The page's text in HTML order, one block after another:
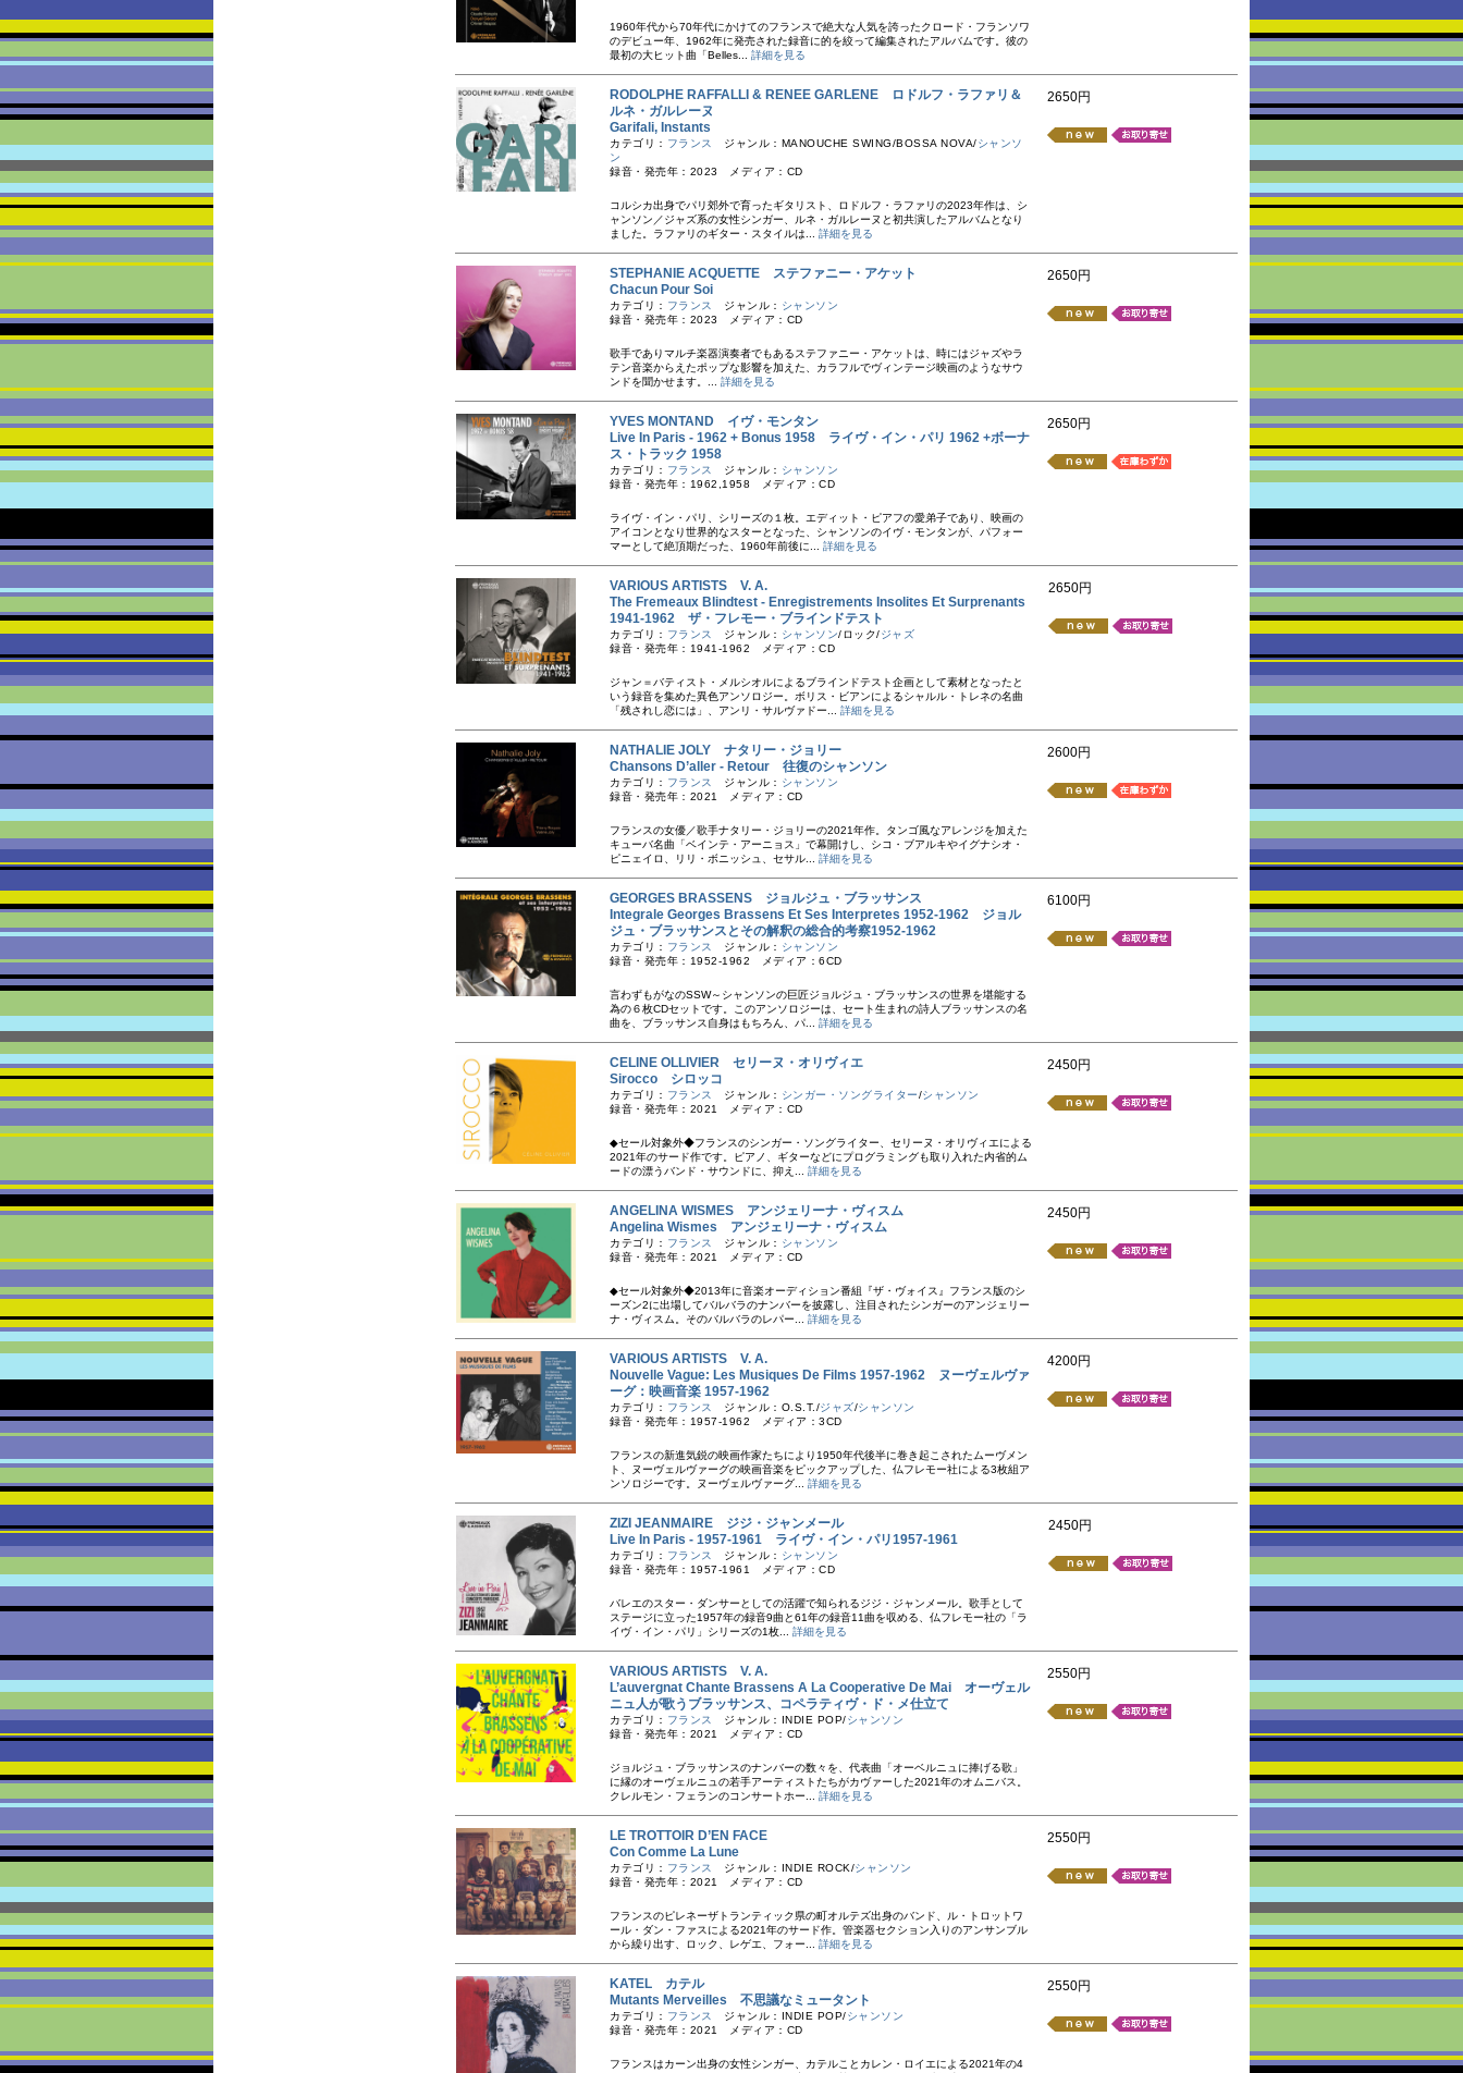
1960年代から70年代にかけてのフランスで絶大な人気を誇ったクロード・フランソワ
のデビュー年、1962年に発売された録音に的を絞って編集されたアルバムです。彼の
最初の大ヒット曲「Belles... 詳細を見る
RODOLPHE RAFFALLI & RENEE GARLENE ロドルフ・ラファリ＆
ルネ・ガルレーヌ
Garifali, Instants
カテゴリ： フランス ジャンル：MANOUCHE SWING/BOSSA NOVA/シャンソ
ン
録音・発売年：2023 メディア：CD
コルシカ出身でパリ郊外で育ったギタリスト、ロドルフ・ラファリの2023年作は、シ
ャンソン／ジャズ系の女性シンガー、ルネ・ガルレーヌと初共演したアルバムとなり
ました。ラファリのギター・スタイルは... 詳細を見る
2650円
STEPHANIE ACQUETTE ステファニー・アケット
Chacun Pour Soi
カテゴリ： フランス ジャンル： シャンソン
録音・発売年：2023 メディア：CD
歌手でありマルチ楽器演奏者でもあるステファニー・アケットは、時にはジャズやラ
テン音楽からえたポップな影響を加えた、カラフルでヴィンテージ映画のようなサウ
ンドを聞かせます。... 詳細を見る
2650円
YVES MONTAND イヴ・モンタン
Live In Paris - 1962 + Bonus 1958 ライヴ・イン・パリ 1962 +ボーナ
ス・トラック 1958
カテゴリ： フランス ジャンル： シャンソン
録音・発売年：1962,1958 メディア：CD
ライヴ・イン・パリ、シリーズの１枚。エディット・ピアフの愛弟子であり、映画の
アイコンとなり世界的なスターとなった、シャンソンのイヴ・モンタンが、パフォー
マーとして絶頂期だった、1960年前後に... 詳細を見る
2650円
VARIOUS ARTISTS V. A.
The Fremeaux Blindtest - Enregistrements Insolites Et Surprenants
1941-1962 ザ・フレモー・ブラインドテスト
カテゴリ： フランス ジャンル： シャンソン/ロック/ジャズ
録音・発売年：1941-1962 メディア：CD
ジャン＝バティスト・メルシオルによるブラインドテスト企画として素材となったと
いう録音を集めた異色アンソロジー。ボリス・ビアンによるシャルル・トレネの名曲
「残されし恋には」、アンリ・サルヴァドー... 詳細を見る
2650円
NATHALIE JOLY ナタリー・ジョリー
Chansons D’aller - Retour 往復のシャンソン
カテゴリ： フランス ジャンル： シャンソン
録音・発売年：2021 メディア：CD
フランスの女優／歌手ナタリー・ジョリーの2021年作。タンゴ風なアレンジを加えた
キューバ名曲「ベインテ・アーニョス」で幕開けし、シコ・ブアルキやイグナシオ・
ピニェイロ、リリ・ボニッシュ、セサル... 詳細を見る
2600円
GEORGES BRASSENS ジョルジュ・ブラッサンス
Integrale Georges Brassens Et Ses Interpretes 1952-1962 ジョル
ジュ・ブラッサンスとその解釈の総合的考察1952-1962
カテゴリ： フランス ジャンル： シャンソン
録音・発売年：1952-1962 メディア：6CD
言わずもがなのSSW～シャンソンの巨匠ジョルジュ・ブラッサンスの世界を堪能する
為の６枚CDセットです。このアンソロジーは、セート生まれの詩人ブラッサンスの名
曲を、ブラッサンス自身はもちろん、パ... 詳細を見る
6100円
CELINE OLLIVIER セリーヌ・オリヴィエ
Sirocco シロッコ
カテゴリ： フランス ジャンル： シンガー・ソングライター/シャンソン
録音・発売年：2021 メディア：CD
◆セール対象外◆フランスのシンガー・ソングライター、セリーヌ・オリヴィエによる
2021年のサード作です。ピアノ、ギターなどにプログラミングも取り入れた内省的ム
ードの漂うバンド・サウンドに、抑え... 詳細を見る
2450円
ANGELINA WISMES アンジェリーナ・ヴィスム
Angelina Wismes アンジェリーナ・ヴィスム
カテゴリ： フランス ジャンル： シャンソン
録音・発売年：2021 メディア：CD
◆セール対象外◆2013年に音楽オーディション番組『ザ・ヴォイス』フランス版のシ
ーズン2に出場してバルバラのナンバーを披露し、注目されたシンガーのアンジェリー
ナ・ヴィスム。そのバルバラのレパー... 詳細を見る
2450円
VARIOUS ARTISTS V. A.
Nouvelle Vague: Les Musiques De Films 1957-1962 ヌーヴェルヴァ
ーグ：映画音楽 1957-1962
カテゴリ： フランス ジャンル：O.S.T./ジャズ/シャンソン
録音・発売年：1957-1962 メディア：3CD
フランスの新進気鋭の映画作家たちにより1950年代後半に巻き起こされたムーヴメン
ト、ヌーヴェルヴァーグの映画音楽をピックアップした、仏フレモー社による3枚組ア
ンソロジーです。ヌーヴェルヴァーグ... 詳細を見る
4200円
ZIZI JEANMAIRE ジジ・ジャンメール
Live In Paris - 1957-1961 ライヴ・イン・パリ1957-1961
カテゴリ： フランス ジャンル： シャンソン
録音・発売年：1957-1961 メディア：CD
バレエのスター・ダンサーとしての活躍で知られるジジ・ジャンメール。歌手として
ステージに立った1957年の録音9曲と61年の録音11曲を収める、仏フレモー社の「ラ
イヴ・イン・パリ」シリーズの1枚... 詳細を見る
2450円
VARIOUS ARTISTS V. A.
L’auvergnat Chante Brassens A La Cooperative De Mai オーヴェル
ニュ人が歌うブラッサンス、コペラティヴ・ド・メ仕立て
カテゴリ： フランス ジャンル：INDIE POP/シャンソン
録音・発売年：2021 メディア：CD
ジョルジュ・ブラッサンスのナンバーの数々を、代表曲「オーベルニュに捧げる歌」
に縁のオーヴェルニュの若手アーティストたちがカヴァーした2021年のオムニバス。
クレルモン・フェランのコンサートホー... 詳細を見る
2550円
LE TROTTOIR D’EN FACE
Con Comme La Lune
カテゴリ： フランス ジャンル：INDIE ROCK/シャンソン
録音・発売年：2021 メディア：CD
フランスのピレネーザトランティック県の町オルテズ出身のバンド、ル・トロットワ
ール・ダン・ファスによる2021年のサード作。管楽器セクション入りのアンサンブル
から繰り出す、ロック、レゲエ、フォー... 詳細を見る
2550円
KATEL カテル
Mutants Merveilles 不思議なミュータント
カテゴリ： フランス ジャンル：INDIE POP/シャンソン
録音・発売年：2021 メディア：CD
フランスはカーン出身の女性シンガー、カテルことカレン・ロイエによる2021年の4
2550円